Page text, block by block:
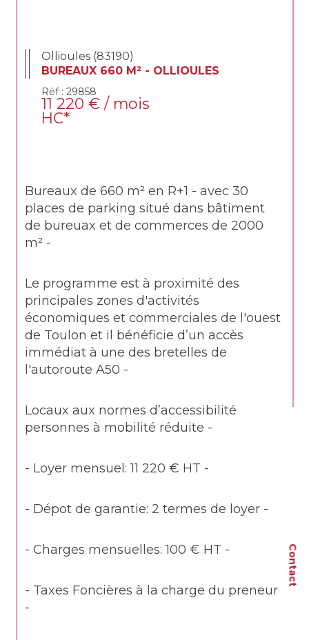
Contact
Ollioules (83190)
BUREAUX 660 M² - OLLIOULES
Réf : 29858
11 220 € / mois
HC*
Bureaux de 660 m² en R+1 - avec 30
places de parking situé dans bâtiment
de bureuax et de commerces de 2000
m² -
Le programme est à proximité des
principales zones d'activités
économiques et commerciales de l'ouest
de Toulon et il bénéficie d’un accès
immédiat à une des bretelles de
l'autoroute A50 -
Locaux aux normes d’accessibilité
personnes à mobilité réduite -
- Loyer mensuel: 11 220 € HT -
- Dépot de garantie: 2 termes de loyer -
- Charges mensuelles: 100 € HT -
- Taxes Foncières à la charge du preneur
-